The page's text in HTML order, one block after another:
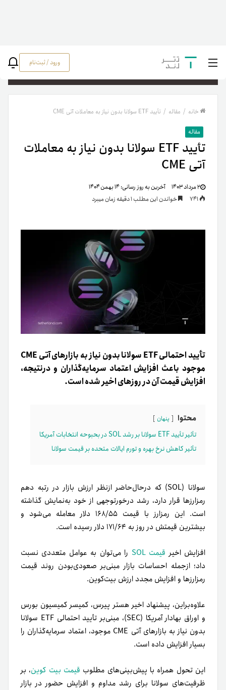
ورود / ثبت‌نام
خانه / مقاله / تأیید ETF سولانا بدون نیاز به معاملات آتی CME
مقاله
تأیید ETF سولانا بدون نیاز به معاملات
آتی CME
۲ مرداد ۱۴۰۳ آخرین به روز رسانی:۱۴ بهمن ۱۴۰۴
خواندن این مطلب 1 دقیقه زمان میبرد
تأیید احتمالی ETF سولانا بدون نیاز به بازارهای آتی CME
موجود باعث افزایش اعتماد سرمایه‌گذاران و درنتیجه،
افزایش قیمت آن در روزهای اخیر شده است.
محتوا پنهان
تأثیر تأیید ETF سولانا بر رشد SOL در بحبوحه انتخابات آمریکا
تأثیر کاهش نرخ بهره و تورم ایالات متحده بر قیمت سولانا
سولانا (SOL) که درحال‌حاضر ازنظر ارزش بازار در رتبه دهم
رمزارزها قرار دارد، رشد درخورتوجهی از خود به‌نمایش گذاشته
است. این رمزارز با قیمت ۱۶۸/۵۵ دلار معامله می‌شود و
بیشترین قیمتش در روز به ۱۷۱/۶۴ دلار رسیده است.
افزایش اخیر قیمت SOL
را می‌توان به عوامل متعددی نسبت
داد؛ ازجمله احساسات بازار مبنی‌بر صعودی‌بودن روند قیمت
رمزارزها و افزایش مجدد ارزش بیت‌کوین.
علاوه‌براین، پیشنهاد اخیر هستر پیرس، کمیسر کمیسیون بورس
و اوراق بهادار آمریکا (SEC)، مبنی‌بر تأیید احتمالی ETF سولانا
بدون نیاز به بازارهای آتی CME موجود، اعتماد سرمایه‌گذاران را
بسیار افزایش داده است.
این تحول همراه با پیش‌بینی‌های مطلوب قیمت بیت کوین، بر
ظرفیت‌های سولانا برای رشد مداوم و افزایش حضور در بازار